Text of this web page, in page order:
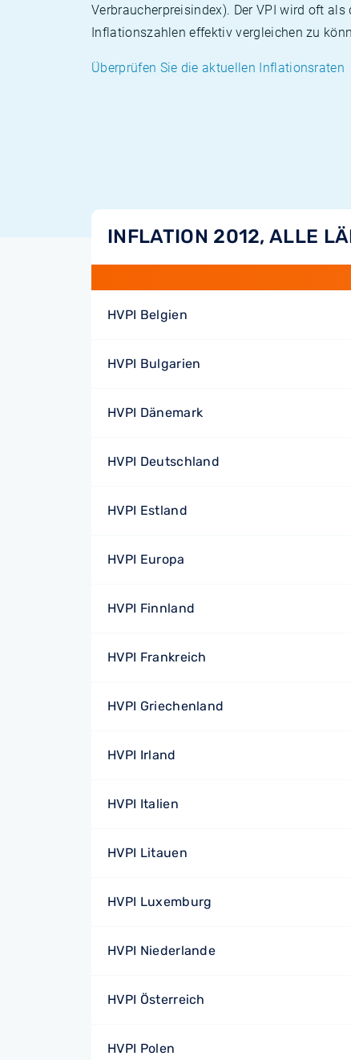
Verbraucherpreisindex). Der VPI wird oft
Inflationszahlen effektiv vergleichen zu
Überprüfen Sie die aktuellen Inflationsraten
INFLATION 2012, ALLE
HVPI Belgien
HVPI Bulgarien
HVPI Dänemark
HVPI Deutschland
HVPI Estland
HVPI Europa
HVPI Finnland
HVPI Frankreich
HVPI Griechenland
HVPI Irland
HVPI Italien
HVPI Litauen
HVPI Luxemburg
HVPI Niederlande
HVPI Österreich
HVPI Polen